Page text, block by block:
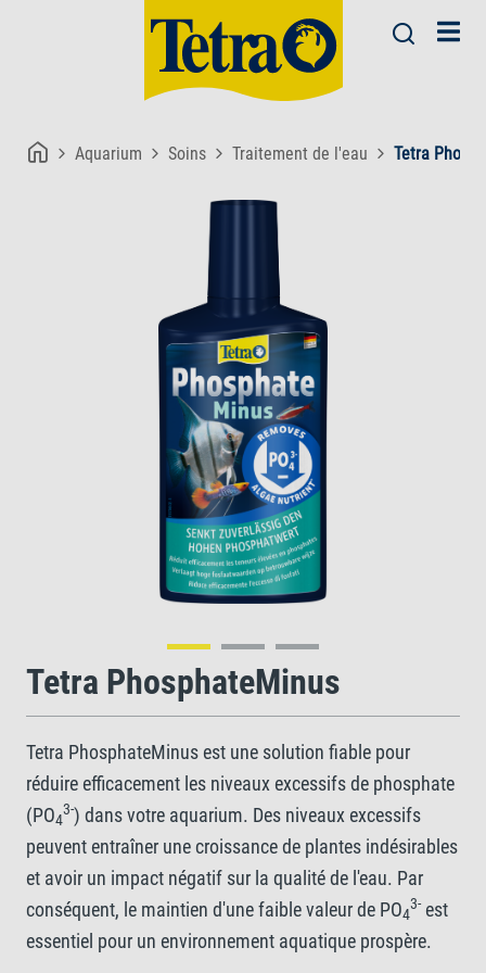
Aquarium Soins Traitement de l'eau Tetra
Tetra PhosphateMinus
Tetra PhosphateMinus est une solution fiable pour
réduire efficacement les niveaux excessifs de phosphate
(PO4
3-) dans votre aquarium. Des niveaux excessifs
peuvent entraîner une croissance de plantes indésirables
et avoir un impact négatif sur la qualité de l'eau. Par
conséquent, le maintien d'une faible valeur de PO4
3-est
essentiel pour un environnement aquatique prospère.